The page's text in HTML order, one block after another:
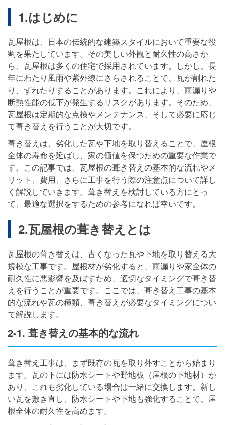
1.はじめに
瓦屋根は、日本の伝統的な建築スタイルにおいて重要な役
割を果たしています。その美しい外観と耐久性の高さか
ら、瓦屋根は多くの住宅で採用されています。しかし、長
年にわたり風雨や紫外線にさらされることで、瓦が割れた
り、ずれたりすることがあります。これにより、雨漏りや
断熱性能の低下が発生するリスクがあります。そのため、
瓦屋根は定期的な点検やメンテナンス、そして必要に応じ
て葺き替えを行うことが大切です。
葺き替えは、劣化した瓦や下地を取り替えることで、屋根
全体の寿命を延ばし、家の価値を保つための重要な作業で
す。この記事では、瓦屋根の葺き替えの基本的な流れやメ
リット、費用、さらに工事を行う際の注意点について詳し
く解説していきます。葺き替えを検討している方にとっ
て、最適な選択をするための参考になれば幸いです。
2.瓦屋根の葺き替えとは
瓦屋根の葺き替えは、古くなった瓦や下地を取り替える大
規模な工事です。屋根材が劣化すると、雨漏りや家全体の
耐久性に悪影響を及ぼすため、適切なタイミングで葺き替
えを行うことが重要です。ここでは、葺き替え工事の基本
的な流れや瓦の種類、葺き替えが必要なタイミングについ
て解説します。
2-1. 葺き替えの基本的な流れ
葺き替え工事は、まず既存の瓦を取り外すことから始まり
ます。瓦の下には防水シートや野地板（屋根の下地材）が
あり、これも劣化している場合は一緒に交換します。新し
い瓦を敷き直し、防水シートや下地も強化することで、屋
根全体の耐久性を高めます。